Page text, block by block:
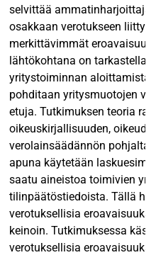
selvittää
osakkaan verotukseen
merkittävimmät
lähtökohtana on tarkastella
yritystoiminnan aloittamista,
pohditaan yritysmuotojen
etuja. Tutkimuksen teoria
oikeuskirjallisuuden,
verolainsäädännön pohjalta.
apuna käytetään
saatu aineistoa toimivien
tilinpäätöstiedoista. Tällä
verotuksellisia
keinoin. Tutkimuksessa
verotuksellisia